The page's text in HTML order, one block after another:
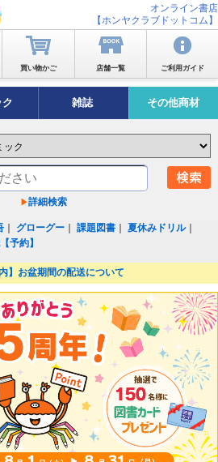
オンライン書店
【ホンヤクラブドットコム】
買い物かご 店舗一覧 ご利用ガイド
ク 雑誌 その他商材
詳細検索
グローグー ｜課題図書 ｜夏休みドリル｜
予約】
内】お盆期間の配送について